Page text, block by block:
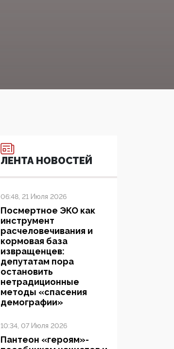
ЛЕНТА НОВОСТЕЙ
06:48, 21 Июля 2026
Посмертное ЭКО как
инструмент
расчеловечивания и
кормовая база
извращенцев:
депутатам пора
остановить
нетрадиционные
методы «спасения
демографии»
10:34, 07 Июля 2026
Пантеон «героям»-